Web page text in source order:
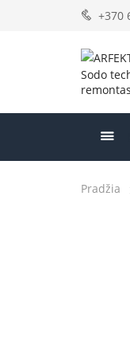
+370
Sodo
remontas
Pradžia